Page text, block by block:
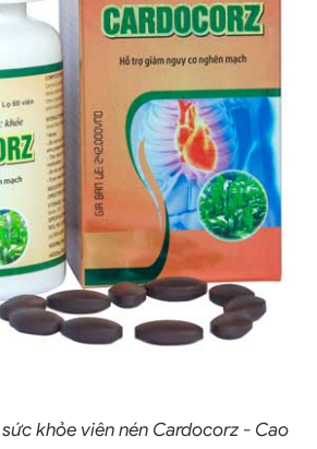
khỏe viên nén Cardocorz - Cao